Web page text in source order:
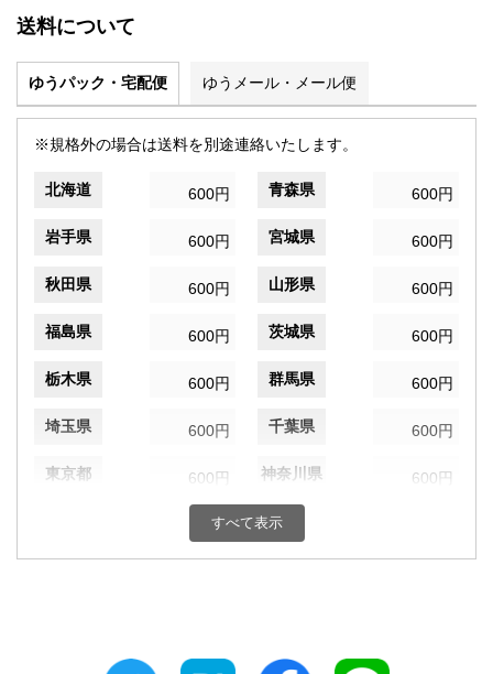
送料について
ゆうパック・宅配便 ゆうメール・メール便
※規格外の場合は送料を別途連絡いたします。
北海道 600円 青森県 600円
岩手県 600円 宮城県 600円
秋田県 600円 山形県 600円
福島県 600円 茨城県 600円
栃木県 600円 群馬県 600円
埼玉県 600円 千葉県 600円
東京都 600円 神奈川県 600円
600円 富山県
静岡県
すべて表示